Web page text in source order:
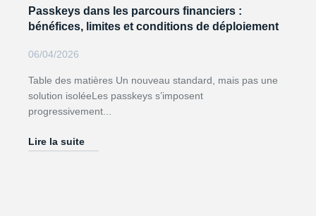
Passkeys dans les parcours financiers :
bénéfices, limites et conditions de déploiement
06/04/2026
Table des matières Un nouveau standard, mais pas une
solution isoléeLes passkeys s’imposent
progressivement...
Lire la suite